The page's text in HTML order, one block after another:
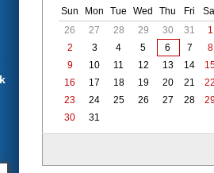
Sun Mon Tue Wed Thu Fri
26
27 28 29 30 31
1
2
3 4 5 6 7
8
9
10 11 12 13 14
16
17 18 19 20 21
23
24 25 26 27 28
30
31